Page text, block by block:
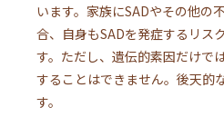
います。家族にSADやその他の
合、自身もSADを発症するリス
す。ただし、遺伝的素因だけで
することはできません。後天的
す。